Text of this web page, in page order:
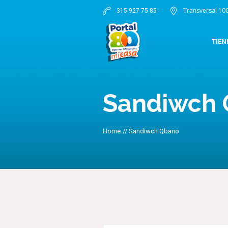
315 927 75 85 Transversal
Sandiwch
Home // Sandiwch Qbano